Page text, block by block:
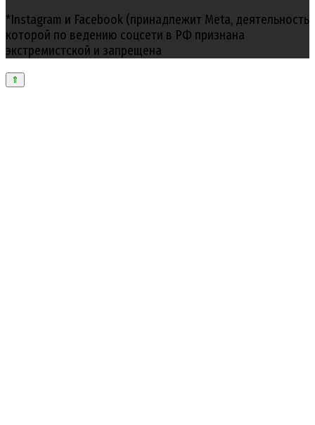
*Instagram и Facebook (принадлежит Meta, деятельность
которой по ведению соцсети в РФ признана
экстремистской и запрещена